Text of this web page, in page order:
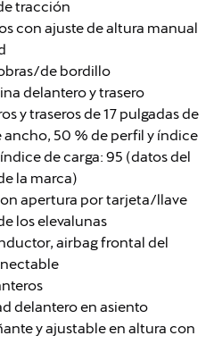
tracción
con ajuste de altura manual
de bordillo
delantero y trasero
y traseros de 17 pulgadas de
ancho, 50 % de perfil y índice
de carga: 95 (datos del
la marca)
apertura por tarjeta/llave
los elevalunas
airbag frontal del
delantero en asiento
y ajustable en altura con